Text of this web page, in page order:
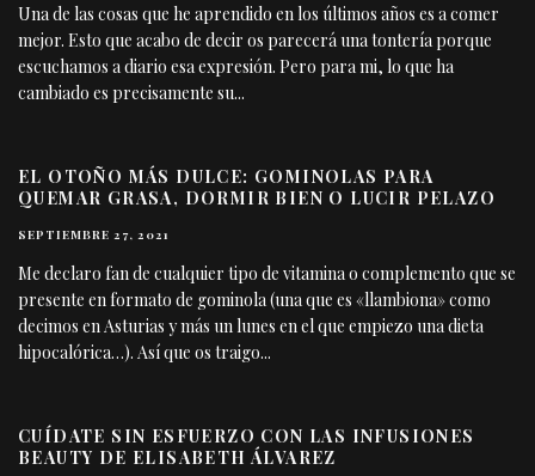
Una de las cosas que he aprendido en los últimos años es a comer
mejor. Esto que acabo de decir os parecerá una tontería porque
escuchamos a diario esa expresión. Pero para mi, lo que ha
cambiado es precisamente su...
EL OTOÑO MÁS DULCE: GOMINOLAS PARA
QUEMAR GRASA, DORMIR BIEN O LUCIR PELAZO
SEPTIEMBRE 27, 2021
Me declaro fan de cualquier tipo de vitamina o complemento que se
presente en formato de gominola (una que es «llambiona» como
decimos en Asturias y más un lunes en el que empiezo una dieta
hipocalórica…). Así que os traigo...
CUÍDATE SIN ESFUERZO CON LAS INFUSIONES
BEAUTY DE ELISABETH ÁLVAREZ